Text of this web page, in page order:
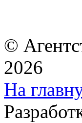
©
2026
На